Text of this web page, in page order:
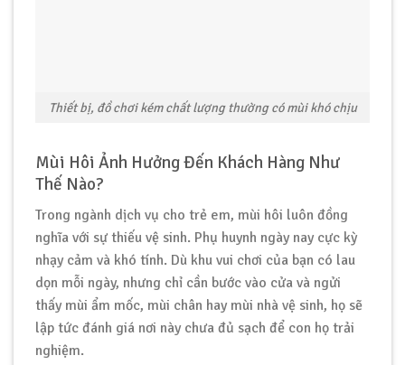
Thiết bị, đồ chơi kém chất lượng thường có mùi khó chịu
Mùi Hôi Ảnh Hưởng Đến Khách Hàng Như
Thế Nào?
Trong ngành dịch vụ cho trẻ em, mùi hôi luôn đồng
nghĩa với sự thiếu vệ sinh. Phụ huynh ngày nay cực kỳ
nhạy cảm và khó tính. Dù khu vui chơi của bạn có lau
dọn mỗi ngày, nhưng chỉ cần bước vào cửa và ngửi
thấy mùi ẩm mốc, mùi chân hay mùi nhà vệ sinh, họ sẽ
lập tức đánh giá nơi này chưa đủ sạch để con họ trải
nghiệm.